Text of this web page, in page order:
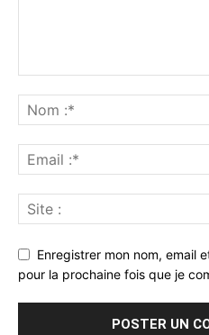
Enregistrer mon nom, email
pour la prochaine fois que je